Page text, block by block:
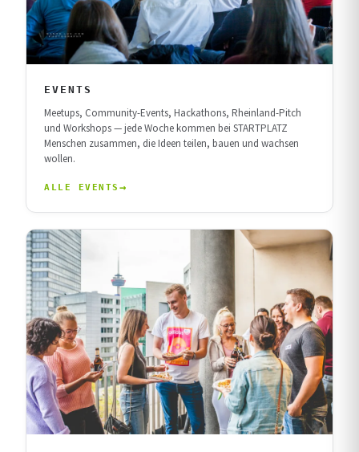
EVENTS
Meetups, Community-Events, Hackathons, Rheinland-Pitch
und Workshops — jede Woche kommen bei STARTPLATZ
Menschen zusammen, die Ideen teilen, bauen und wachsen
wollen.
ALLE EVENTS